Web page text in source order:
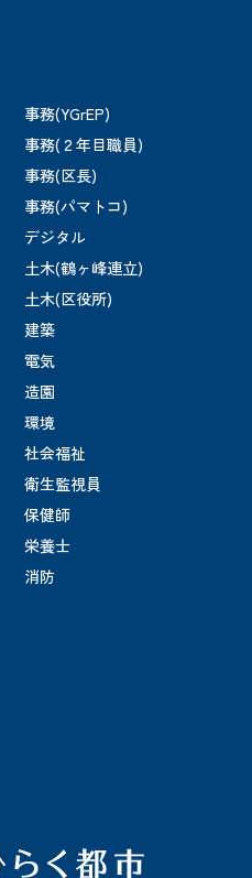
事務(YGrEP)
事務(２年目職員)
事務(区長)
事務(パマトコ)
デジタル
土木(鶴ヶ峰連立)
土木(区役所)
建築
電気
造園
環境
社会福祉
衛生監視員
保健師
栄養士
消防